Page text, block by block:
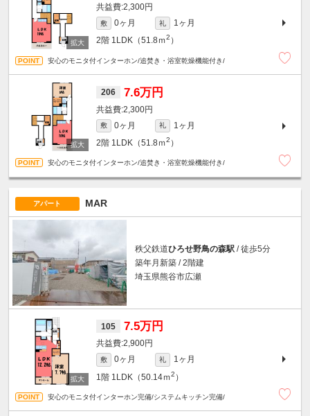
2,300円
敷 0ヶ月 礼
1ヶ月
2階 1LDK（51.8ｍ2 ）
安心のモニタ付インターホン/追焚き・浴室乾燥機能付き/
206 7.6万円
2,300円
敷 0ヶ月 礼
1ヶ月
2階 1LDK（51.8ｍ2 ）
安心のモニタ付インターホン/追焚き・浴室乾燥機能付き/
アパート MAR
秩父鉄道ひろせ野鳥の森駅 / 徒歩5分
築年月新築 / 2階建
埼玉県熊谷市広瀬
105 7.5万円
2,900円
敷 0ヶ月 礼
1ヶ月
1階 1LDK（50.14ｍ2 ）
安心のモニタ付インターホン完備/システムキッチン完備/